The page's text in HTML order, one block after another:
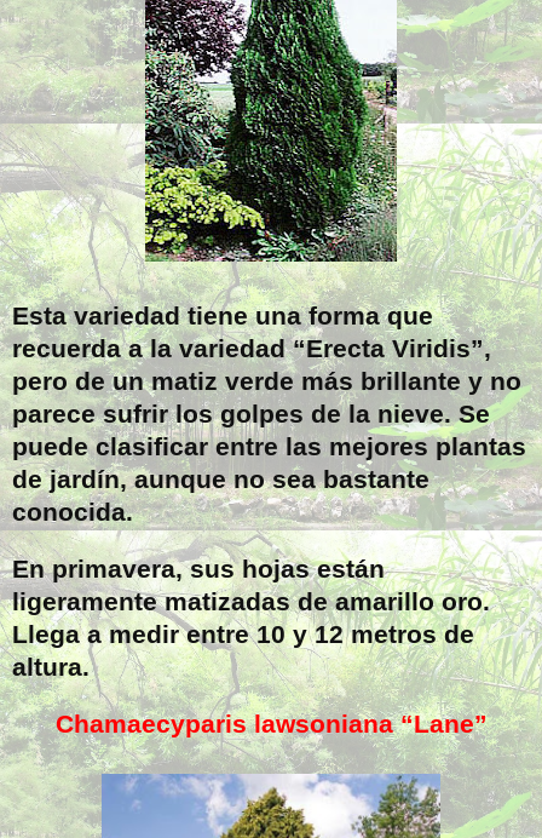
Esta variedad tiene una forma que
recuerda a la variedad “Erecta Viridis”,
pero de un matiz verde más brillante y no
parece sufrir los golpes de la nieve. Se
puede clasificar entre las mejores plantas
de jardín, aunque no sea bastante
conocida.
En primavera, sus hojas están
ligeramente matizadas de amarillo oro.
Llega a medir entre 10 y 12 metros de
altura.
Chamaecyparis lawsoniana “Lane”